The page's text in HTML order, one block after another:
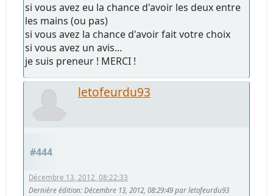
si vous avez eu la chance d'avoir les deux entre
les mains (ou pas)
si vous avez la chance d'avoir fait votre choix
si vous avez un avis...
je suis preneur ! MERCI !
letofeurdu93
#444
Décembre 13, 2012, 08:22:33
Dernière édition: Décembre 13, 2012, 08:29:49 par letofeurdu93